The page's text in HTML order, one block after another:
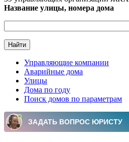
Название улицы, номера дома
Главное меню
Управляющие компании
Аварийные дома
Улицы
Дома по году
Поиск домов по параметрам